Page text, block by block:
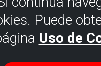
Puede
Uso de